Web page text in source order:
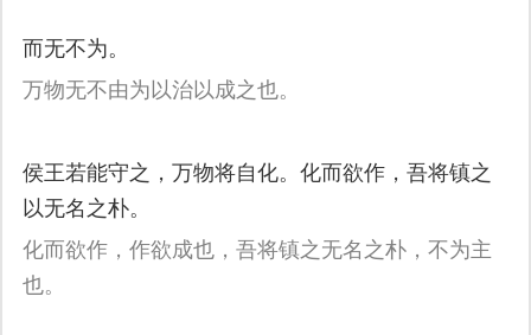
而无不为。
万物无不由为以治以成之也。
侯王若能守之，万物将自化。化而欲作，吾将镇之
以无名之朴。
化而欲作，作欲成也，吾将镇之无名之朴，不为主
也。